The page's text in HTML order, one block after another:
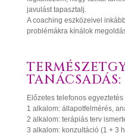
javulást tapasztalj.
A coaching eszközeivel
problémákra kínálok
TANÁCSADÁS:
Előzetes telefonos
1 alkalom: állapotfelmérés,
2 alkalom: terápiás terv
3 alkalom: konzultáció (1 + 3